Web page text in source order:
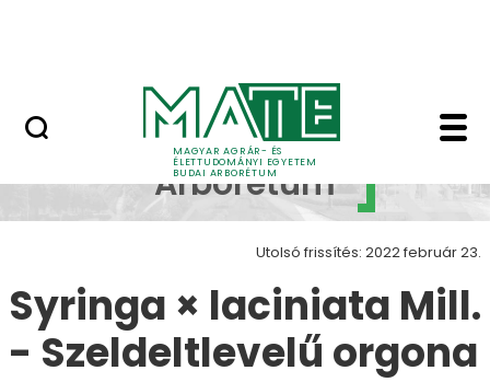
MAGYAR AGRÁR- ÉS
ÉLETTUDOMÁNYI EGYETEM
BUDAI ARBORÉTUM
Syringa × laciniata
Budai
Arborétum
Utolsó frissítés: 2022 február 23.
Syringa × laciniata Mill.
- Szeldeltlevelű orgona